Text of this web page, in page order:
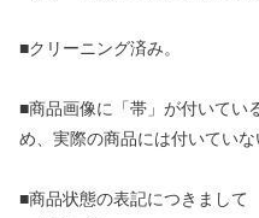
■クリーニング済み。
■商品画像に「帯」が付いてい
め、実際の商品には付いていな
■商品状態の表記につきまして